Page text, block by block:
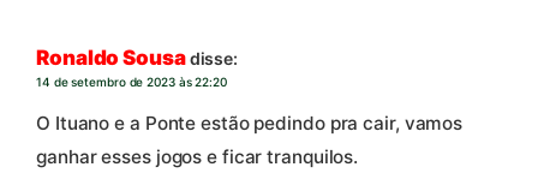
Ronaldo Sousadisse:
14 de setembro de 2023 às 22:20
O Ituano e a Ponte estão pedindo pra cair, vamos
ganhar esses jogos e ficar tranquilos.